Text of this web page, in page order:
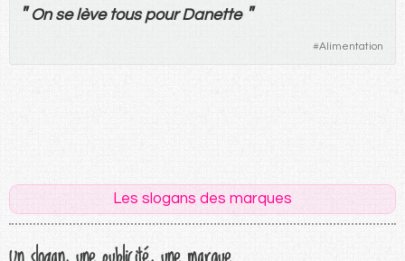
" On se lève tous pourDanette "
#Alimentation
Les slogans des marques